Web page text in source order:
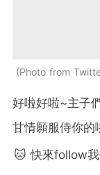
Photo from
好啦好啦~主子
甘情願服侍你的
🐱 快來follow